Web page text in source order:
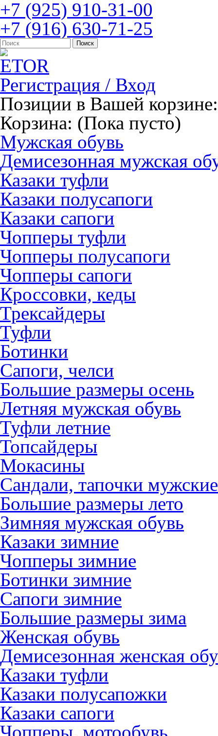
+7 (925) 910-31-00
+7 (916) 630-71-25
Регистрация / Вход
Позиции в Вашей корзине:
Корзина: (Пока пусто)
Мужская обувь
Демисезонная мужская
Казаки туфли
Казаки полусапоги
Казаки сапоги
Чопперы туфли
Чопперы полусапоги
Чопперы сапоги
Кроссовки, кеды
Трексайдеры
Туфли
Ботинки
Сапоги, челси
Большие размеры осень
Летняя мужская обувь
Туфли летние
Топсайдеры
Мокасины
Сандали, тапочки мужские
Большие размеры лето
Зимняя мужская обувь
Казаки зимние
Чопперы зимние
Ботинки зимние
Сапоги зимние
Большие размеры зима
Женская обувь
Демисезонная женская
Казаки туфли
Казаки полусапожки
Казаки сапоги